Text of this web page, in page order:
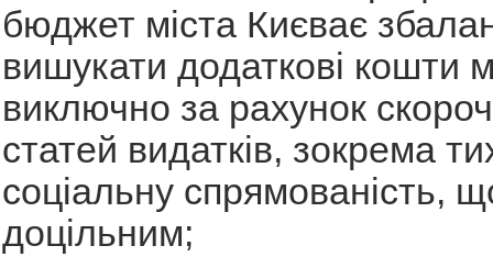
бюджет міста Києває
вишукати додаткові кошти
виключно за рахунок
статей видатків, зокрема
соціальну спрямованість,
доцільним;